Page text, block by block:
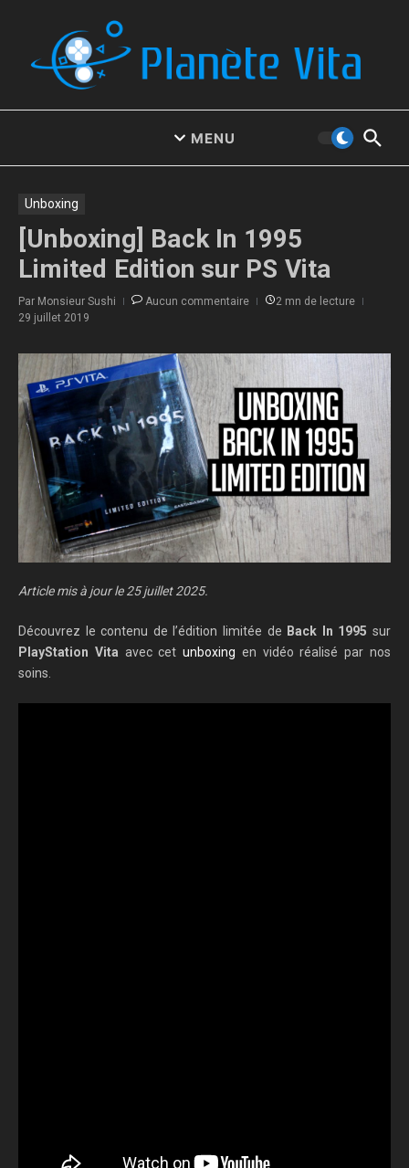
MENU
Unboxing
[Unboxing] Back In 1995
Limited Edition sur PS Vita
Par Monsieur Sushi Aucun commentaire
2 mn de lecture
29 juillet 2019
Article mis à jour le 25 juillet 2025.
Découvrez le contenu de l’édition limitée de Back In 1995 sur
PlayStation Vita avec cetunboxing en vidéo réalisé par nos
soins.